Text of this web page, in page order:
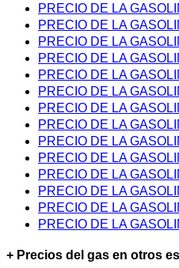
PRECIO DE LA
PRECIO DE LA
PRECIO DE LA
PRECIO DE LA
PRECIO DE LA
PRECIO DE LA
PRECIO DE LA
PRECIO DE LA
PRECIO DE LA
PRECIO DE LA
PRECIO DE LA
PRECIO DE LA
PRECIO DE LA
PRECIO DE LA
+ Precios del gas en otros